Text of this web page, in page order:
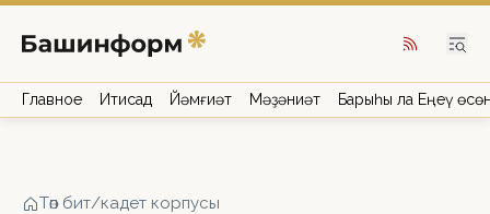
Главное Иҡтисад Йәмғиәт Мәҙәниәт Барыһы ла Еңеү
Төп бит/кадет корпусы